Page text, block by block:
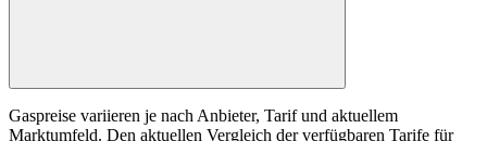
Gaspreise variieren je nach Anbieter, Tarif und aktuellem
Marktumfeld. Den aktuellen Vergleich der verfügbaren Tarife für